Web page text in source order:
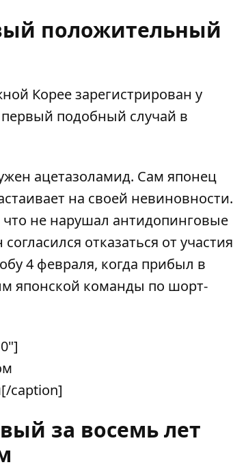
положительный
Корее зарегистрирован у
подобный случай в
ацетазоламид. Сам японец
на своей невиновности.
что не нарушал антидопинговые
отказаться от участия
4 февраля, когда прибыл в
японской команды по шорт-
caption]
за восемь лет